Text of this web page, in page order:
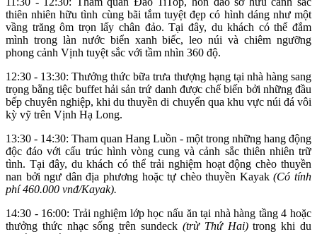
thiên nhiên hữu tình cùng bãi tắm tuyệt đẹp có hình dáng như một
vầng trăng ôm trọn lấy chân đảo. Tại đây, du khách có thể đắm
mình trong làn nước biển xanh biếc, leo núi và chiêm ngưỡng
phong cảnh Vịnh tuyệt sắc với tầm nhìn 360 độ.
12:30 - 13:30: Thưởng thức bữa trưa thượng hạng tại nhà hàng sang
trọng bằng tiệc buffet hải sản trứ danh được chế biến bởi những đầu
bếp chuyên nghiệp, khi du thuyền di chuyển qua khu vực núi đá vôi
kỳ vỹ trên Vịnh Hạ Long.
13:30 - 14:30: Tham quan Hang Luồn - một trong những hang động
độc đáo với cấu trúc hình vòng cung và cảnh sắc thiên nhiên trữ
tình. Tại đây, du khách có thể trải nghiệm hoạt động chèo thuyền
nan bởi ngư dân địa phương hoặc tự chèo thuyền Kayak(Có tính
phí 460.000 vnđ/Kayak).
14:30 - 16:00: Trải nghiệm lớp học nấu ăn tại nhà hàng tầng 4 hoặc
thưởng thức nhạc sống trên sundeck (trừ Thứ Hai)trong khi du